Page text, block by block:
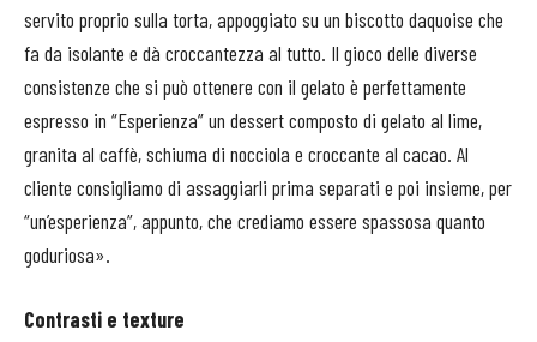
servito proprio sulla torta, appoggiato su un biscotto daquoise che
fa da isolante e dà croccantezza al tutto. Il gioco delle diverse
consistenze che si può ottenere con il gelato è perfettamente
espresso in “Esperienza” un dessert composto di gelato al lime,
granita al caffè, schiuma di nocciola e croccante al cacao. Al
cliente consigliamo di assaggiarli prima separati e poi insieme, per
“un’esperienza”, appunto, che crediamo essere spassosa quanto
goduriosa».
Contrasti e texture